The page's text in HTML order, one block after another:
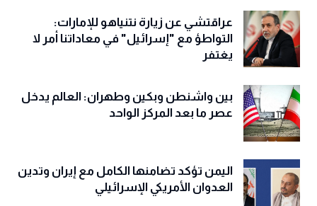
عراقتشي عن زيارة نتنياهو للإمارات:
التواطؤ مع "إسرائيل" في معاداتنا أمر لا
يغتفر
بين واشنطن وبكين وطهران: العالم يدخل
عصر ما بعد المركز الواحد
اليمن تؤكد تضامنها الكامل مع إيران وتدين
العدوان الأمريكي الإسرائيلي